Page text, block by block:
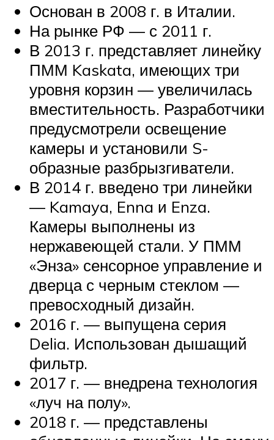
Основан в 2008 г. в Италии.
На рынке РФ — с 2011 г.
В 2013 г. представляет линейку
ПММ Kaskata, имеющих три
уровня корзин — увеличилась
вместительность. Разработчики
предусмотрели освещение
камеры и установили S-
образные разбрызгиватели.
В 2014 г. введено три линейки
— Kamaya, Enna и Enza.
Камеры выполнены из
нержавеющей стали. У ПММ
«Энза» сенсорное управление и
дверца с черным стеклом —
превосходный дизайн.
2016 г. — выпущена серия
Delia. Использован дышащий
фильтр.
2017 г. — внедрена технология
«луч на полу».
2018 г. — представлены